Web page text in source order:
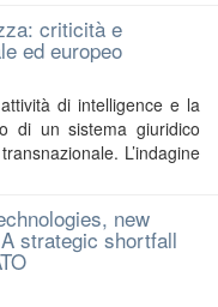
criticità e
ed europeo
di intelligence e la
di un sistema giuridico
L’indagine
new
strategic shortfall